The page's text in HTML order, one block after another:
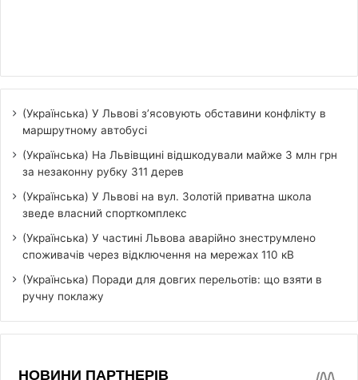
(Українська) У Львові з’ясовують обставини конфлікту в
маршрутному автобусі
(Українська) На Львівщині відшкодували майже 3 млн грн
за незаконну рубку 311 дерев
(Українська) У Львові на вул. Золотій приватна школа
зведе власний спорткомплекс
(Українська) У частині Львова аварійно знеструмлено
споживачів через відключення на мережах 110 кВ
(Українська) Поради для довгих перельотів: що взяти в
ручну поклажу